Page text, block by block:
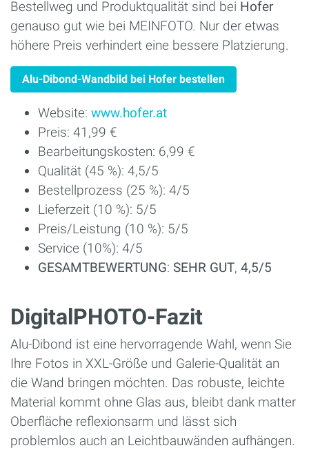
Bestellweg und Produktqualität sind bei Hofer
genauso gut wie bei MEINFOTO. Nur der etwas
höhere Preis verhindert eine bessere Platzierung.
Alu-Dibond-Wandbild bei Hofer bestellen
Website: www.hofer.at
Preis: 41,99 €
Bearbeitungskosten: 6,99 €
Qualität (45 %): 4,5/5
Bestellprozess (25 %): 4/5
Lieferzeit (10 %): 5/5
Preis/Leistung (10 %): 5/5
Service (10%): 4/5
GESAMTBEWERTUNG: SEHR GUT, 4,5/5
DigitalPHOTO-Fazit
Alu-Dibond ist eine hervorragende Wahl, wenn Sie
Ihre Fotos in XXL-Größe und Galerie-Qualität an
die Wand bringen möchten. Das robuste, leichte
Material kommt ohne Glas aus, bleibt dank matter
Oberfläche reflexionsarm und lässt sich
problemlos auch an Leichtbauwänden aufhängen.